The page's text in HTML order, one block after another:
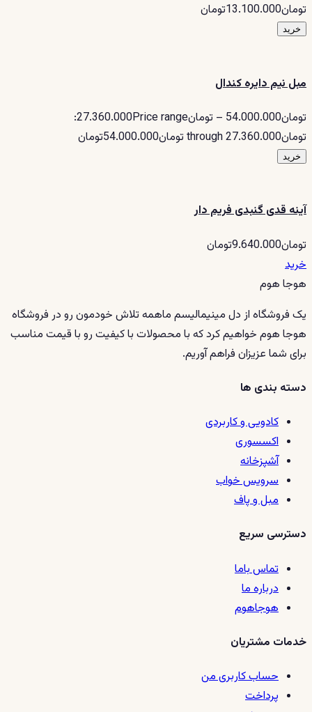
تومان13.100.000تومان
خرید
مبل نیم دایره کندال
تومان54.000.000 – تومان27.360.000Price range:
تومان27.360.000 through تومان54.000.000تومان
خرید
آینه قدی گنبدی فریم دار
تومان9.640.000تومان
خرید
هوجا هوم
یک فروشگاه از دل مینیمالیسم ماهمه تلاش خودمون رو در فروشگاه
هوجا هوم خواهیم کرد که با محصولات با کیفیت رو با قیمت مناسب
برای شما عزیزان فراهم آوریم.
دسته بندی ها
کادویی و کاربردی
اکسسوری
آشپزخانه
سرویس خواب
مبل و پاف
دسترسی سریع
تماس باما
درباره ما
هوجاهوم
خدمات مشتریان
حساب کاربری من
پرداخت